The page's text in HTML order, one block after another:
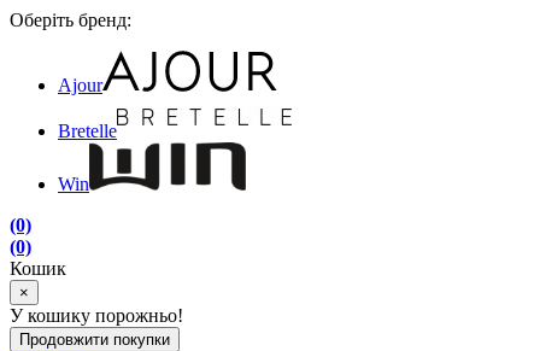
Оберіть бренд:
Ajour
Bretelle
Win
(0)
(0)
Кошик
×
У кошику порожньо!
Продовжити покупки